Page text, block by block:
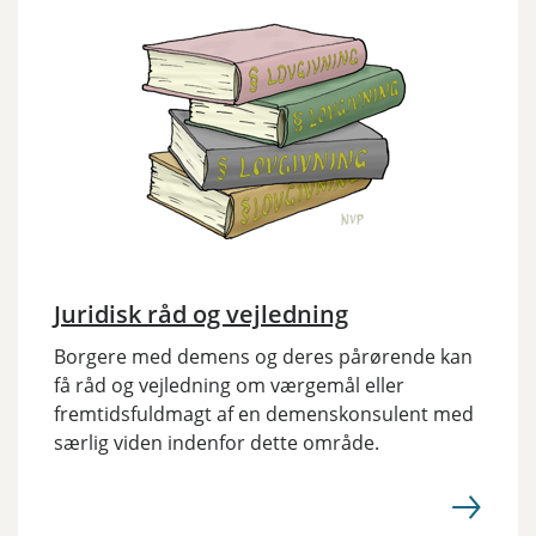
Juridisk råd og vejledning
Borgere med demens og deres pårørende kan
få råd og vejledning om værgemål eller
fremtidsfuldmagt af en demenskonsulent med
særlig viden indenfor dette område.